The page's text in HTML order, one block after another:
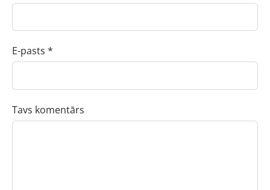
E-pasts *
Tavs komentārs